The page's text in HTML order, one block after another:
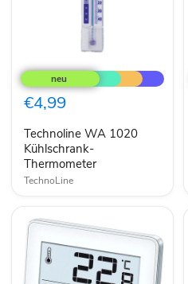
WA
1020
Kühlschrank-
Thermometer
€4,99
Technoline WA 1020
Kühlschrank-
Thermometer
TechnoLine